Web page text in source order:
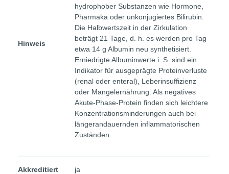
Hinweis
hydrophober Substanzen wie Hormone,
Pharmaka oder unkonjugiertes Bilirubin.
Die Halbwertszeit in der Zirkulation
beträgt 21 Tage, d. h. es werden pro Tag
etwa 14 g Albumin neu synthetisiert.
Erniedrigte Albuminwerte i. S. sind ein
Indikator für ausgeprägte Proteinverluste
(renal oder enteral), Leberinsuffizienz
oder Mangelernährung. Als negatives
Akute-Phase-Protein finden sich leichtere
Konzentrationsminderungen auch bei
längerandauernden inflammatorischen
Zuständen.
Akkreditiert ja